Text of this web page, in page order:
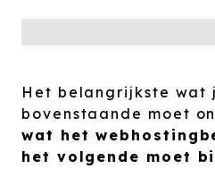
Het belangrijkste wat
bovenstaande moet
wat het
het volgende moet